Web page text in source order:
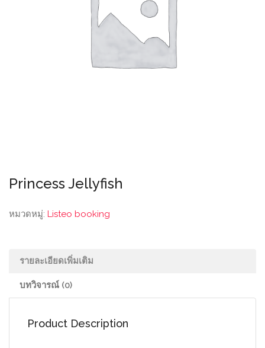
Princess Jellyfish
หมวดหมู่: Listeo booking
รายละเอียดเพิ่มเติม
บทวิจารณ์ (0)
Product Description